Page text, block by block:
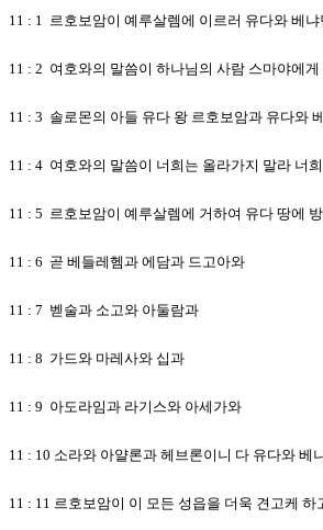
11 : 1 르호보암이 예루살렘에 이르러 유다와 베
11 : 2 여호와의 말씀이 하나님의 사람 스마야에게
11 : 3 솔로몬의 아들 유다 왕 르호보암과 유다와
11 : 4 여호와의 말씀이 너희는 올라가지 말라 너
11 : 5 르호보암이 예루살렘에 거하여 유다 땅에
11 : 6 곧 베들레헴과 에담과 드고아와
11 : 7 벧술과 소고와 아둘람과
11 : 8 가드와 마레사와 십과
11 : 9 아도라임과 라기스와 아세가와
11 : 10 소라와 아얄론과 헤브론이니 다 유다와 베
11 : 11 르호보암이 이 모든 성읍을 더욱 견고케